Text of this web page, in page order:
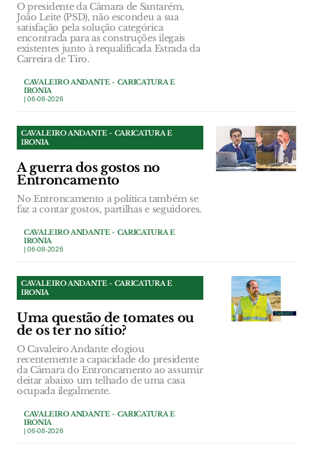
O presidente da Câmara de Santarém,
João Leite (PSD), não escondeu a sua
satisfação pela solução categórica
encontrada para as construções ilegais
existentes junto à requalificada Estrada da
Carreira de Tiro.
CAVALEIRO ANDANTE - CARICATURA E
IRONIA
| 06-08-2026
CAVALEIRO ANDANTE - CARICATURA E
IRONIA
A guerra dos gostos no
Entroncamento
No Entroncamento a política também se
faz a contar gostos, partilhas e seguidores.
CAVALEIRO ANDANTE - CARICATURA E
IRONIA
| 06-08-2026
CAVALEIRO ANDANTE - CARICATURA E
IRONIA
Uma questão de tomates ou
de os ter no sítio?
O Cavaleiro Andante elogiou
recentemente a capacidade do presidente
da Câmara do Entroncamento ao assumir
deitar abaixo um telhado de uma casa
ocupada ilegalmente.
CAVALEIRO ANDANTE - CARICATURA E
IRONIA
| 06-08-2026